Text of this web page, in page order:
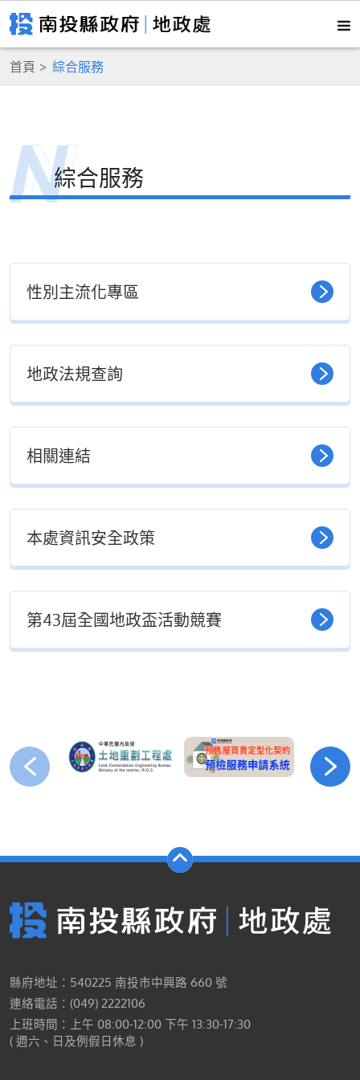
首頁 綜合服務
綜合服務
性別主流化專區
地政法規查詢
相關連結
本處資訊安全政策
第43屆全國地政盃活動競賽
縣府地址：540225 南投市中興路 660 號
連絡電話：(049) 2222106
上班時間：上午 08:00-12:00 下午 13:30-17:30
( 週六、日及例假日休息 )